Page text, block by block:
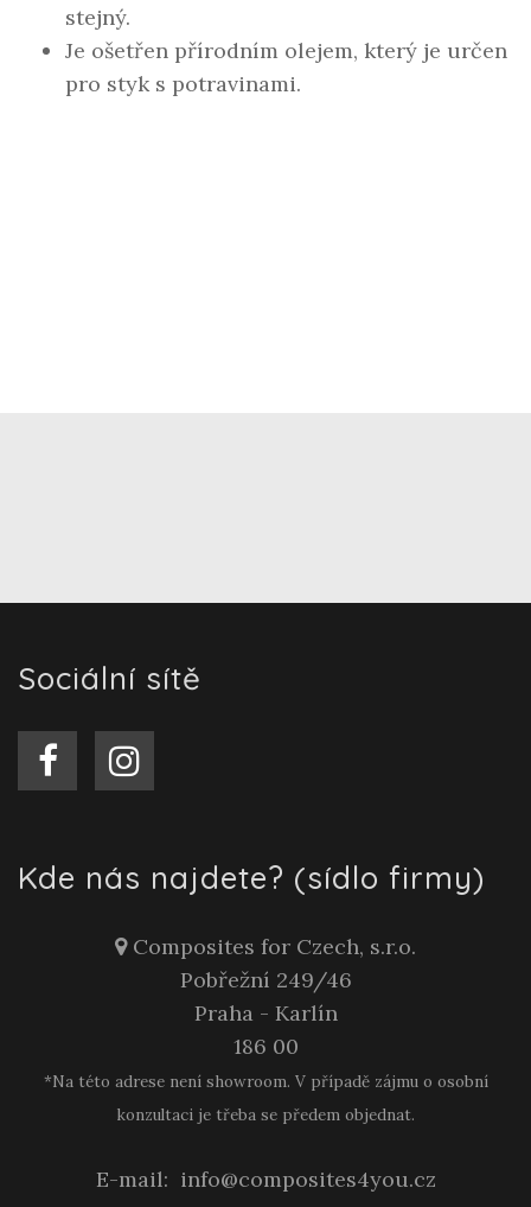
stejný.
Je ošetřen přírodním olejem, který je určen
pro styk s potravinami.
Sociální sítě
Kde nás najdete? (sídlo firmy)
Composites for Czech, s.r.o.
Pobřežní 249/46
Praha - Karlín
186 00
*Na této adrese není showroom. V případě zájmu o osobní
konzultaci je třeba se předem objednat.
E-mail: info@composites4you.cz